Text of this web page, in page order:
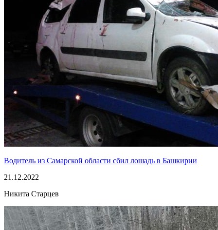
Водитель из Самарской области сбил лошадь в Башкирии
21.12.2022
Никита Старцев